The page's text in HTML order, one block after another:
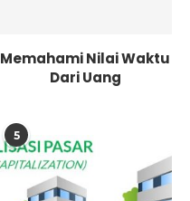
Memahami Nilai Waktu
Dari Uang
5